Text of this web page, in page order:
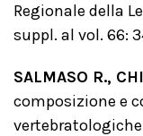
Regionale della
suppl. al vol. 66:
SALMASO R.,
composizione e